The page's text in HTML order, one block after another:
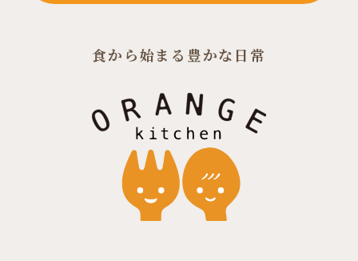
食から始まる豊かな日常